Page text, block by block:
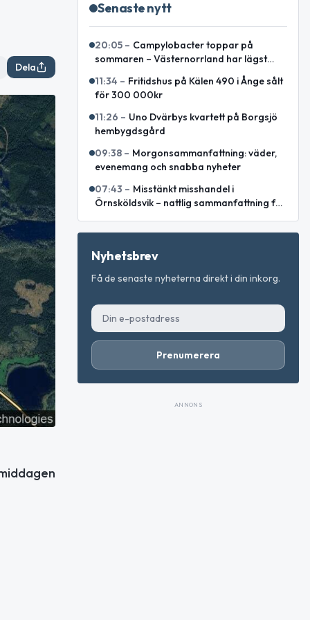
Dela
Senaste nytt
20:05 – Campylobacter toppar på
sommaren – Västernorrland har lägst
11:34 – Fritidshus på Kälen 490 i Ånge sålt
för 300 000kr
11:26 – Uno Dvärbys kvartett på Borgsjö
hembygdsgård
09:38 – Morgonsammanfattning: väder,
evenemang och snabba nyheter
07:43 – Misstänkt misshandel i
Örnsköldsvik – nattlig sammanfattning för
Nyhetsbrev
Få de senaste nyheterna direkt i din inkorg.
Prenumerera
ANNONS